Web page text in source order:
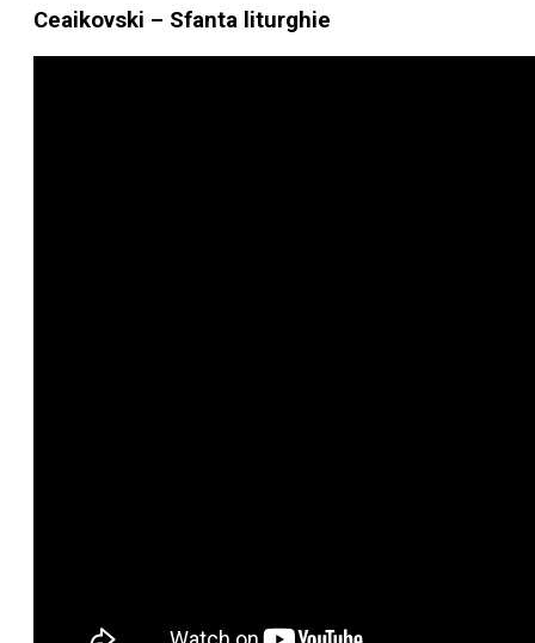
Ceaikovski – Sfanta liturghie